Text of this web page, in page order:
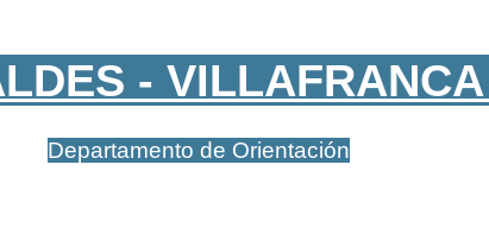
-
Departamento de Orientación